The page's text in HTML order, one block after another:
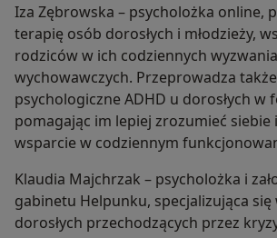
Iza Zębrowska – psycholożka online,
terapię osób dorosłych i młodzieży,
rodziców w ich codziennych
wychowawczych. Przeprowadza
psychologiczne ADHD u dorosłych w
pomagając im lepiej zrozumieć siebie
wsparcie w codziennym
Klaudia Majchrzak – psycholożka i
gabinetu Helpunku, specjalizująca
dorosłych przechodzących przez